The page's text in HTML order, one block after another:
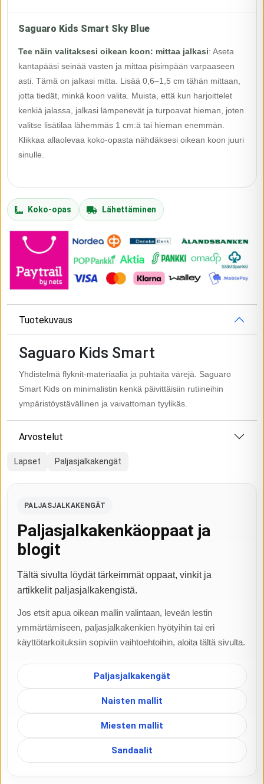
Saguaro Kids Smart Sky Blue
Tee näin valitaksesi oikean koon: mittaa jalkasi: Aseta
kantapääsi seinää vasten ja mittaa pisimpään varpaaseen
asti. Tämä on jalkasi mitta. Lisää 0,6–1,5 cm tähän mittaan,
jotta tiedät, minkä koon valita. Muista, että kun harjoittelet
kenkiä jalassa, jalkasi lämpenevät ja turpoavat hieman, joten
valitse lisätilaa lähemmäs 1 cm:ä tai hieman enemmän.
Klikkaa allaolevaa koko-opasta nähdäksesi oikean koon juuri
sinulle.
Koko-opas Lähettäminen
Tuotekuvaus
Saguaro Kids Smart
Yhdistelmä flyknit-materiaalia ja puhtaita värejä. Saguaro
Smart Kids on minimalistin kenkä päivittäisiin rutiineihin
ympäristöystävällinen ja vaivattoman tyylikäs.
Arvostelut
Lapset Paljasjalkakengät
PALJASJALKAKENGÄT
Paljasjalkakenkäoppaat ja
blogit
Tältä sivulta löydät tärkeimmät oppaat, vinkit ja
artikkelit paljasjalkakengistä.
Jos etsit apua oikean mallin valintaan, leveän lestin
ymmärtämiseen, paljasjalkakenkien hyötyihin tai eri
käyttötarkoituksiin sopiviin vaihtoehtoihin, aloita tältä sivulta.
Paljasjalkakengät
Naisten mallit
Miesten mallit
Sandaalit